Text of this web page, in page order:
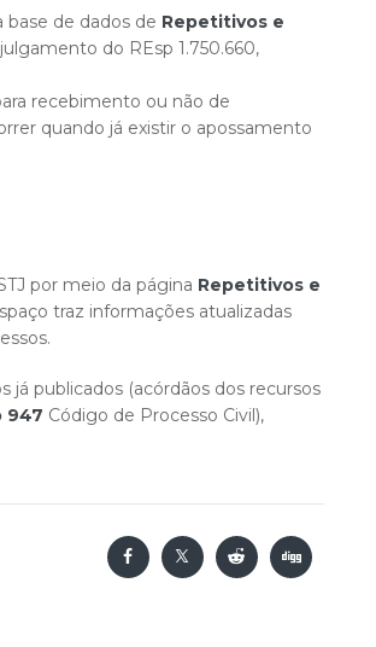
base de dados de Repetitivos e
do REsp 1.750.660,
recebimento ou não de
quando já existir o apossamento
por meio da página Repetitivos e
traz informações atualizadas
já publicados (acórdãos dos recursos
947 Código de Processo Civil),